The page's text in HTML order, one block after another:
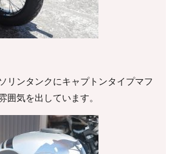
リンタンクにキャプトンタイプマフ
囲気を出しています。